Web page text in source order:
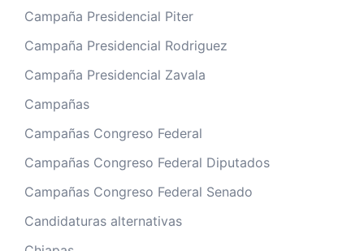
Campaña Presidencial Piter
Campaña Presidencial Rodriguez
Campaña Presidencial Zavala
Campañas
Campañas Congreso Federal
Campañas Congreso Federal Diputados
Campañas Congreso Federal Senado
Candidaturas alternativas